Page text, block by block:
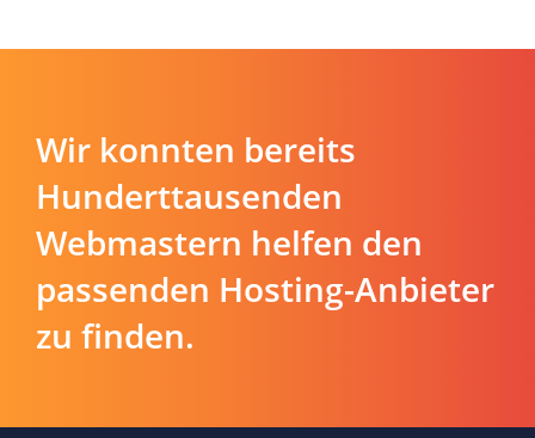
Wir konnten bereits
Hunderttausenden
Webmastern helfen den
passenden Hosting-Anbieter
zu finden.